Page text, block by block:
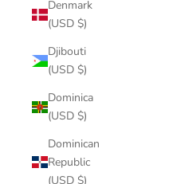
Denmark
(USD $)
Djibouti
(USD $)
Dominica
(USD $)
Dominican
Republic
(USD $)